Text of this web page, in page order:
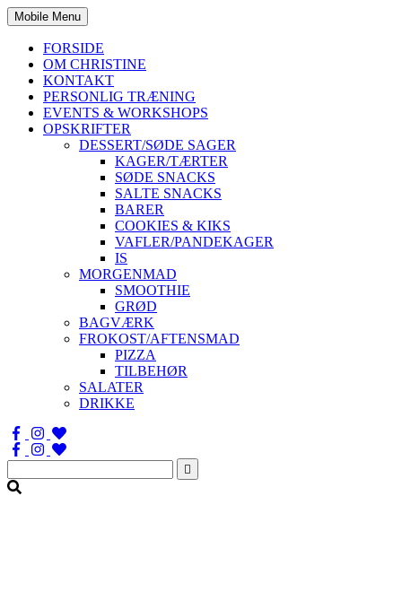
Mobile Menu
FORSIDE
OM CHRISTINE
KONTAKT
PERSONLIG TRÆNING
EVENTS & WORKSHOPS
OPSKRIFTER
DESSERT/SØDE SAGER
KAGER/TÆRTER
SØDE SNACKS
SALTE SNACKS
BARER
COOKIES & KIKS
VAFLER/PANDEKAGER
IS
MORGENMAD
SMOOTHIE
GRØD
BAGVÆRK
FROKOST/AFTENSMAD
PIZZA
TILBEHØR
SALATER
DRIKKE
Søg
efter: